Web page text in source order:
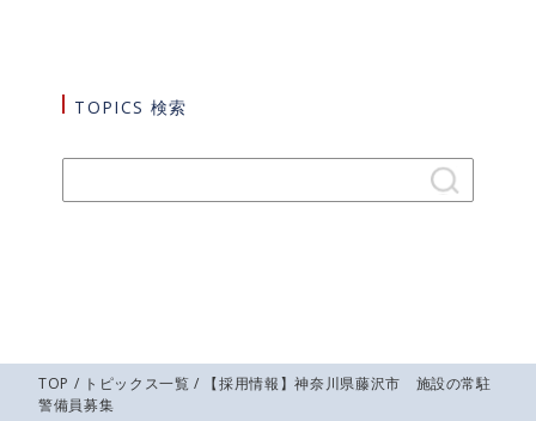
TOPICS 検索
TOP / トピックス一覧 / 【採用情報】神奈川県藤沢市 施設の常駐
警備員募集